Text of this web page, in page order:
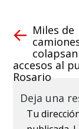
Miles de
accesos al
Rosario
Deja una
Tu